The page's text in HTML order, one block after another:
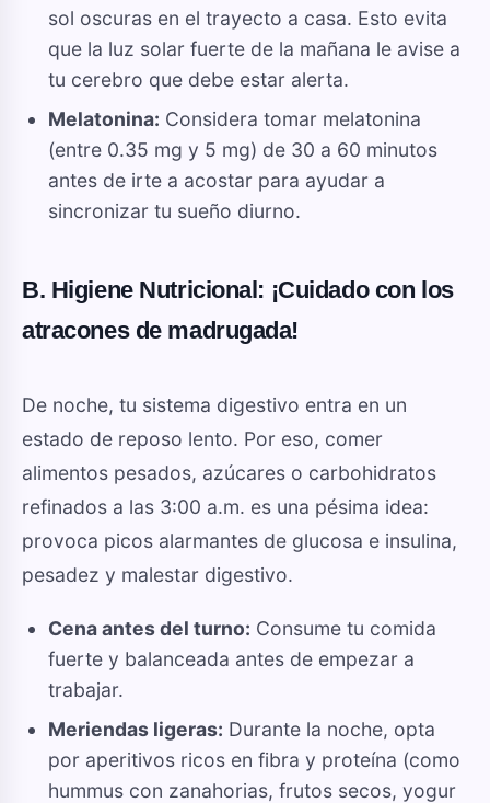
sol oscuras en el trayecto a casa. Esto evita
que la luz solar fuerte de la mañana le avise a
tu cerebro que debe estar alerta.
Melatonina: Considera tomar melatonina
(entre 0.35 mg y 5 mg) de 30 a 60 minutos
antes de irte a acostar para ayudar a
sincronizar tu sueño diurno.
B. Higiene Nutricional: ¡Cuidado con los
atracones de madrugada!
De noche, tu sistema digestivo entra en un
estado de reposo lento. Por eso, comer
alimentos pesados, azúcares o carbohidratos
refinados a las 3:00 a.m. es una pésima idea:
provoca picos alarmantes de glucosa e insulina,
pesadez y malestar digestivo.
Cena antes del turno: Consume tu comida
fuerte y balanceada antes de empezar a
trabajar.
Meriendas ligeras: Durante la noche, opta
por aperitivos ricos en fibra y proteína (como
hummus con zanahorias, frutos secos, yogur